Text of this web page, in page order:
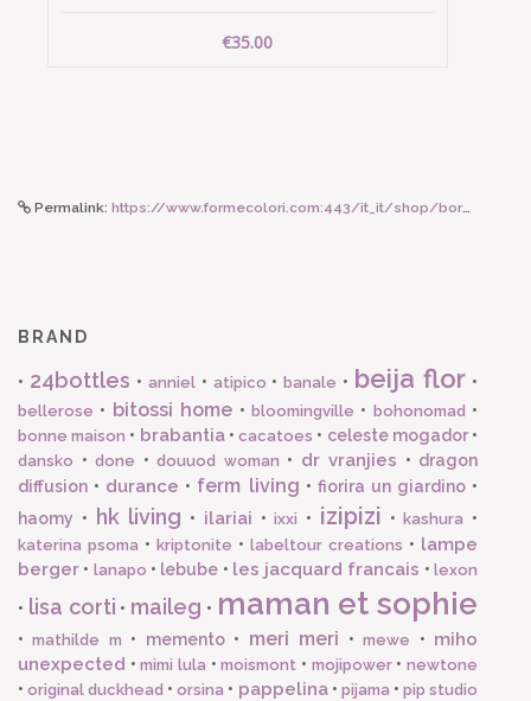
€35.00
Permalink: https://www.formecolori.com:443/it_it/shop/borse_e_zaini/borse/susan_bijl_the_new_bum_bag_black_black_small/5256
BRAND
• 24bottles • anniel• atipico •banale • beija flor •
bellerose • bitossi home • bloomingville • bohonomad •
bonne maison • brabantia•cacatoes • celeste mogador•
dansko • done • douuod woman • dr vranjies • dragon
diffusion • durance • ferm living • fiorira un giardino•
haomy • hk living • ilariai •ixxi • izipizi •kashura •
katerina psoma • kriptonite • labeltour creations • lampe
berger • lanapo • lebube • les jacquard francais •lexon
• lisa corti • maileg • maman et sophie
•mathilde m • memento• meri meri •mewe • miho
unexpected •mimi lula •moismont • mojipower•newtone
•original duckhead •orsina • pappelina• pijama • pip studio